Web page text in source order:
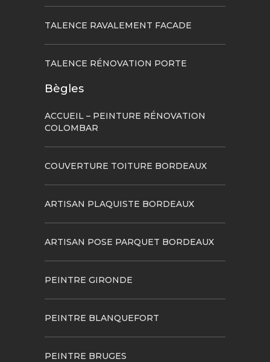
TALENCE RAVALEMENT FACADE
TALENCE RÉNOVATION PORTE
Bègles
ACCUEIL – PEINTURE RÉNOVATION
COLOMBAR
COUVERTURE TOITURE BORDEAUX
ARTISAN PLAQUISTE BORDEAUX
ARTISAN POSE PARQUET BORDEAUX
PEINTRE GIRONDE
PEINTRE BLANQUEFORT
PEINTRE BRUGES